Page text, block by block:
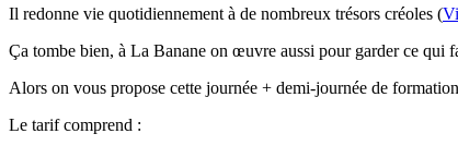
Il redonne vie quotidiennement à de nombreux trésors créoles (
Ça tombe bien, à La Banane on œuvre aussi pour garder ce
Alors on vous propose cette journée + demi-journée de
Le tarif comprend :